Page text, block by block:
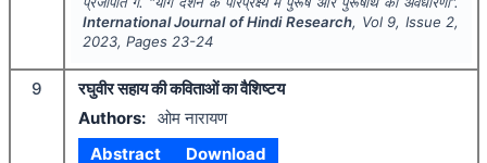
International Journal of Hindi Research, Vol 9, Issue 2,
2023, Pages 23-24
9
रघुवीर सहाय की कविताओं का वैशिष्टय
Authors: ओम नारायण
Abstract
Download